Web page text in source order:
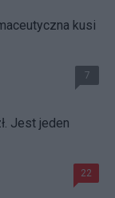
kusi
7
Jest jeden
22